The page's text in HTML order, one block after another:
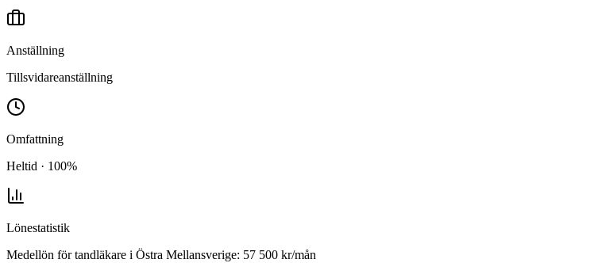
Anställning
Tillsvidareanställning
Omfattning
Heltid · 100%
Lönestatistik
Medellön förtandläkare i Östra Mellansverige: 57 500 kr/mån